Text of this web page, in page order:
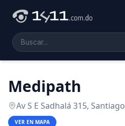
Medipath
Av S E Sadhalá 315, Santiago
VER EN MAPA